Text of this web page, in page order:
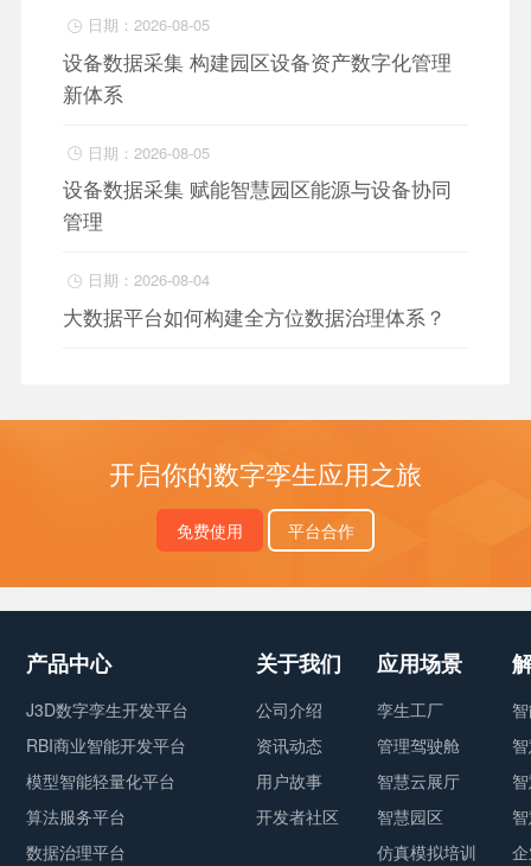
 日期：2026-08-05
设备数据采集 构建园区设备资产数字化管理
新体系
 日期：2026-08-05
设备数据采集 赋能智慧园区能源与设备协同
管理
 日期：2026-08-04
大数据平台如何构建全方位数据治理体系？
开启你的数字孪生应用之旅
免费使用 平台合作
产品中心
J3D数字孪生开发平台
RBI商业智能开发平台
模型智能轻量化平台
算法服务平台
数据治理平台
关于我们
公司介绍
资讯动态
用户故事
开发者社区
应用场景
孪生工厂
管理驾驶舱
智慧云展厅
智慧园区
仿真模拟培训